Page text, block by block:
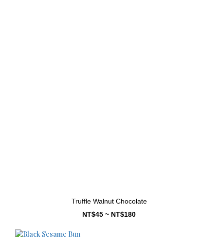
Truffle Walnut Chocolate
NT$45 ~ NT$180